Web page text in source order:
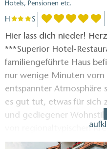
Hotels, Pensionen etc.
H S
Hier lass dich nieder!
***Superior Hotel-
familiengeführte Haus
nur wenige Minuten vom
entspannter Atmosphäre
es gut tut, etwas für sich
und gediegener
von regionaltypischen
Sie zubereitet werden.